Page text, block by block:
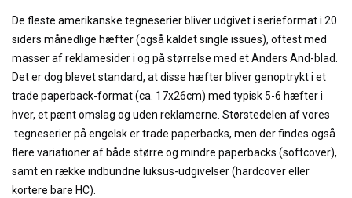
De fleste amerikanske tegneserier bliver udgivet i serieformat i 20
siders månedlige hæfter (også kaldet single issues), oftest med
masser af reklamesider i og på størrelse med et Anders And-blad.
Det er dog blevet standard, at disse hæfter bliver genoptrykt i et
trade paperback-format (ca. 17x26cm) med typisk 5-6 hæfter i
hver, et pænt omslag og uden reklamerne. Størstedelen af vores
tegneserier på engelsk er trade paperbacks, men der findes også
flere variationer af både større og mindre paperbacks (softcover),
samt en række indbundne luksus-udgivelser (hardcover eller
kortere bare HC).